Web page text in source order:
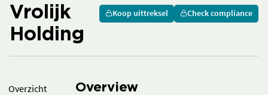
Vrolijk
Holding
Koop uittreksel Check compliance
Overzicht
Overview